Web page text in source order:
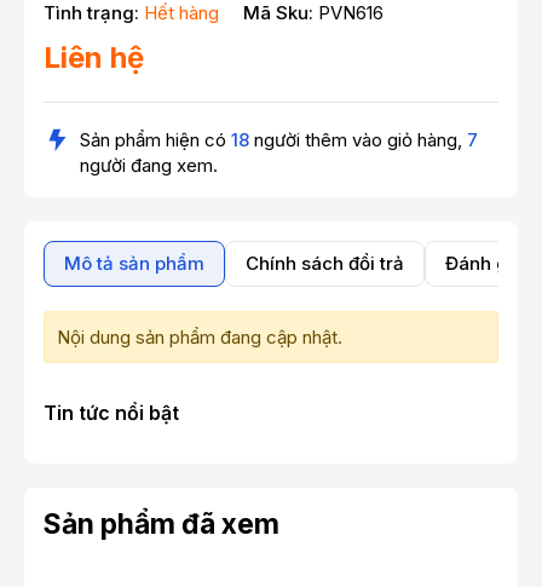
Tình trạng: Hết hàng Mã Sku: PVN616
Liên hệ
Sản phẩm hiện có 18 người thêm vào giỏ hàng, 7
người đang xem.
Mô tả sản phẩm Chính sách đổi trả Đánh giá
Nội dung sản phẩm đang cập nhật.
Tin tức nổi bật
Sản phẩm đã xem